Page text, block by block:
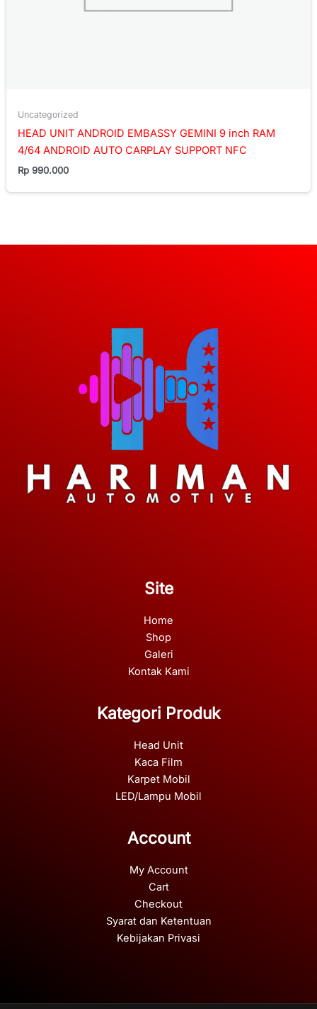
Uncategorized
HEAD UNIT ANDROID EMBASSY GEMINI 9 inch RAM
4/64 ANDROID AUTO CARPLAY SUPPORT NFC
Rp 990.000
Site
Home
Shop
Galeri
Kontak Kami
Kategori Produk
Head Unit
Kaca Film
Karpet Mobil
LED/Lampu Mobil
Account
My Account
Cart
Checkout
Syarat dan Ketentuan
Kebijakan Privasi